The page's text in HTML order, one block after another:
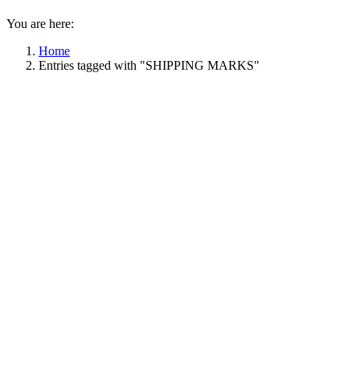
You are here:
Home
Entries tagged with "SHIPPING MARKS"